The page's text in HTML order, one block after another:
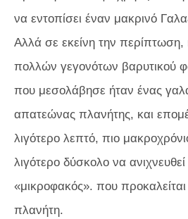
να εντοπίσει έναν μακρινό
Αλλά σε εκείνη την
πολλών γεγονότων βαρυτικού
που μεσολάβησε ήταν ένας
απατεώνας πλανήτης, και
λιγότερο λεπτό, πιο
λιγότερο δύσκολο να
«μικροφακός». που
πλανήτη.